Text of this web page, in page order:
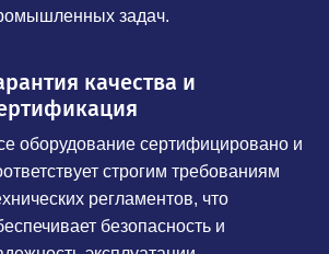
задач.
качества и
оборудование сертифицировано и
строгим требованиям
регламентов, что
безопасность и